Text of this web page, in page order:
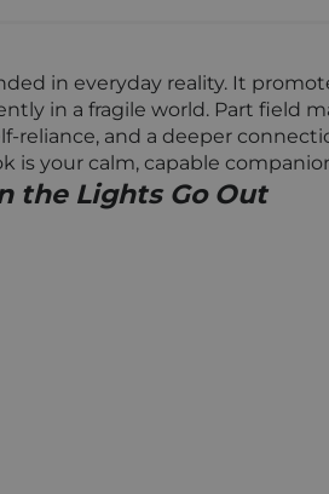
in everyday reality. It
in a fragile world. Part field
reliance, and a deeper
is your calm, capable
the Lights Go Out